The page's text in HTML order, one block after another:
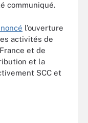
communiqué.
l’ouverture
activités de
et de
et la
SCC et